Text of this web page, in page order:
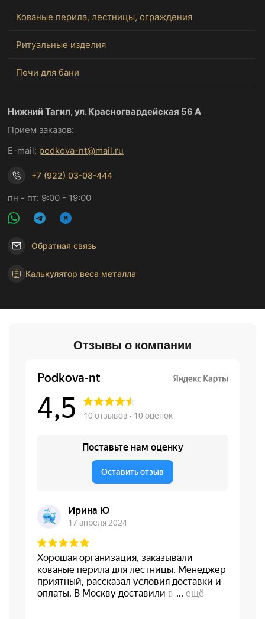
Кованые перила, лестницы, ограждения
Ритуальные изделия
Печи для бани
Нижний Тагил, ул. Красногвардейская 56 А
Прием заказов:
E-mail: podkova-nt@mail.ru
+7 (922) 03-08-444
пн - пт: 9:00 - 19:00
Обратная связь
Калькулятор веса металла
Отзывы о компании